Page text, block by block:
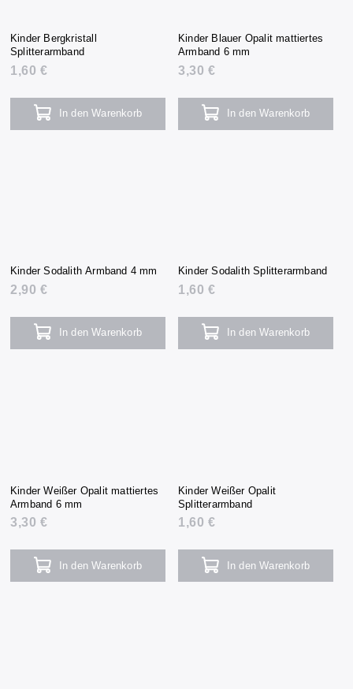
Kinder Bergkristall
Splitterarmband
1,60 €
In den Warenkorb
Kinder Blauer Opalit mattiertes
Armband 6 mm
3,30 €
In den Warenkorb
Kinder Sodalith Armband 4 mm
2,90 €
In den Warenkorb
Kinder Sodalith Splitterarmband
1,60 €
In den Warenkorb
Kinder Weißer Opalit mattiertes
Armband 6 mm
3,30 €
In den Warenkorb
Kinder Weißer Opalit
Splitterarmband
1,60 €
In den Warenkorb